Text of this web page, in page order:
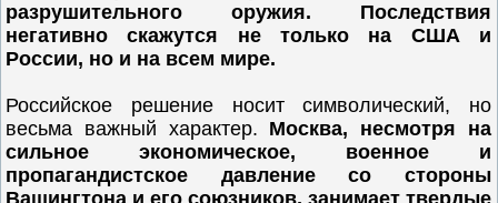
разрушительного оружия. Последствия
негативно скажутся не только на США и
России, но и на всем мире.
Российское решение носит символический, но
весьма важный характер. Москва, несмотря на
сильное экономическое, военное и
пропагандистское давление со стороны
Вашингтона и его союзников, занимает твердые